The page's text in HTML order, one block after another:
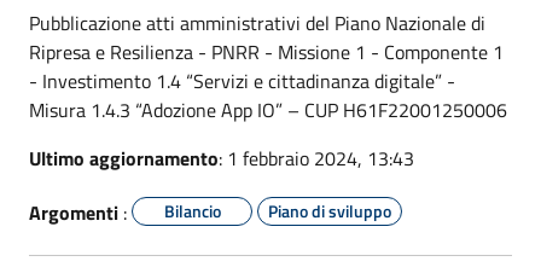
Pubblicazione atti amministrativi del Piano Nazionale di
Ripresa e Resilienza - PNRR - Missione 1 - Componente 1
- Investimento 1.4 “Servizi e cittadinanza digitale” -
Misura 1.4.3 “Adozione App IO” – CUP H61F22001250006
Ultimo aggiornamento: 1 febbraio 2024, 13:43
Argomenti : Bilancio Piano di sviluppo